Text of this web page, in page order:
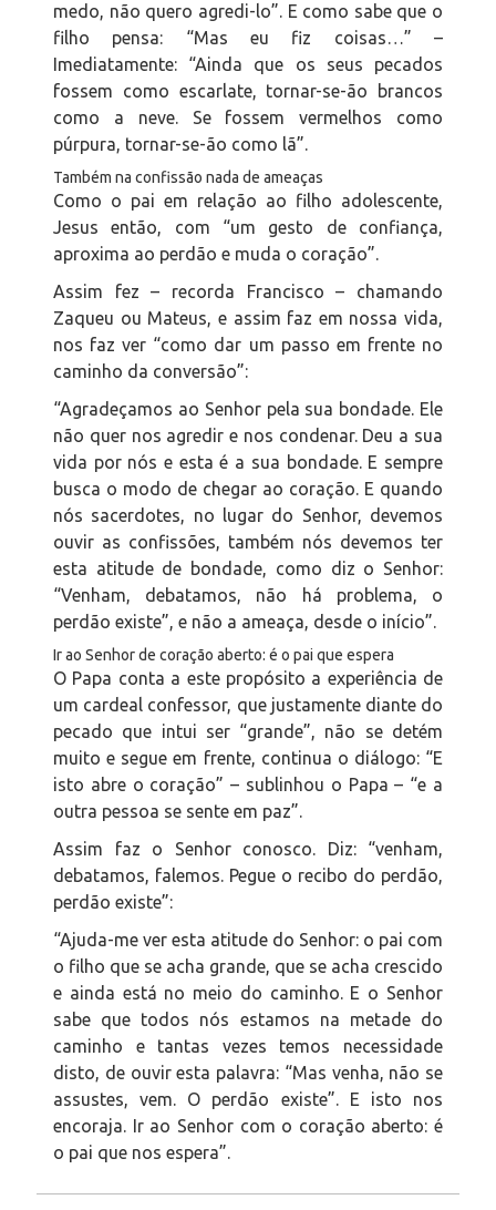
medo, não quero agredi-lo”. E como sabe que o
filho pensa: “Mas eu fiz coisas…” –
Imediatamente: “Ainda que os seus pecados
fossem como escarlate, tornar-se-ão brancos
como a neve. Se fossem vermelhos como
púrpura, tornar-se-ão como lã”.
Também na confissão nada de ameaças
Como o pai em relação ao filho adolescente,
Jesus então, com “um gesto de confiança,
aproxima ao perdão e muda o coração”.
Assim fez – recorda Francisco – chamando
Zaqueu ou Mateus, e assim faz em nossa vida,
nos faz ver “como dar um passo em frente no
caminho da conversão”:
“Agradeçamos ao Senhor pela sua bondade. Ele
não quer nos agredir e nos condenar. Deu a sua
vida por nós e esta é a sua bondade. E sempre
busca o modo de chegar ao coração. E quando
nós sacerdotes, no lugar do Senhor, devemos
ouvir as confissões, também nós devemos ter
esta atitude de bondade, como diz o Senhor:
“Venham, debatamos, não há problema, o
perdão existe”, e não a ameaça, desde o início”.
Ir ao Senhor de coração aberto: é o pai que espera
O Papa conta a este propósito a experiência de
um cardeal confessor, que justamente diante do
pecado que intui ser “grande”, não se detém
muito e segue em frente, continua o diálogo: “E
isto abre o coração” – sublinhou o Papa – “e a
outra pessoa se sente em paz”.
Assim faz o Senhor conosco. Diz: “venham,
debatamos, falemos. Pegue o recibo do perdão,
perdão existe”:
“Ajuda-me ver esta atitude do Senhor: o pai com
o filho que se acha grande, que se acha crescido
e ainda está no meio do caminho. E o Senhor
sabe que todos nós estamos na metade do
caminho e tantas vezes temos necessidade
disto, de ouvir esta palavra: “Mas venha, não se
assustes, vem. O perdão existe”. E isto nos
encoraja. Ir ao Senhor com o coração aberto: é
o pai que nos espera”.